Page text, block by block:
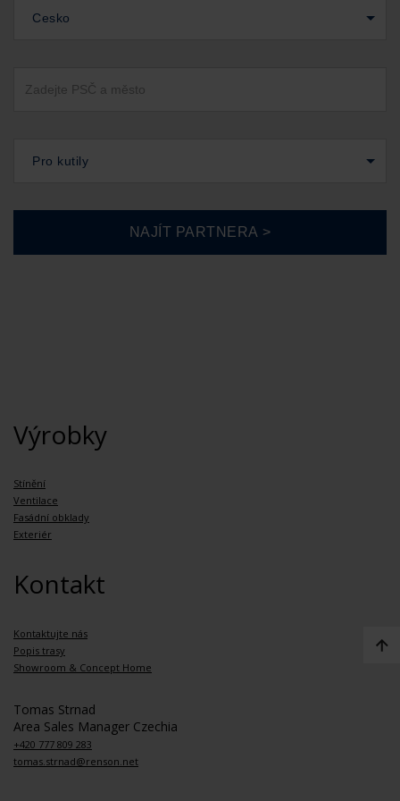
Cesko
Pro kutily
Výrobky
Stínění
Ventilace
Fasádní obklady
Exteriér
Kontakt
Kontaktujte nás
Popis trasy
Showroom & Concept Home
Tomas Strnad
Area Sales Manager Czechia
+420 777 809 283
tomas.strnad@renson.net